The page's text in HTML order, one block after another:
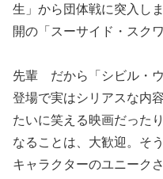
生」から団体戦に突入し
開の「スーサイド・スク
先輩 だから「シビル・
登場で実はシリアスな内
たいに笑える映画だった
なることは、大歓迎。そ
キャラクターのユニーク